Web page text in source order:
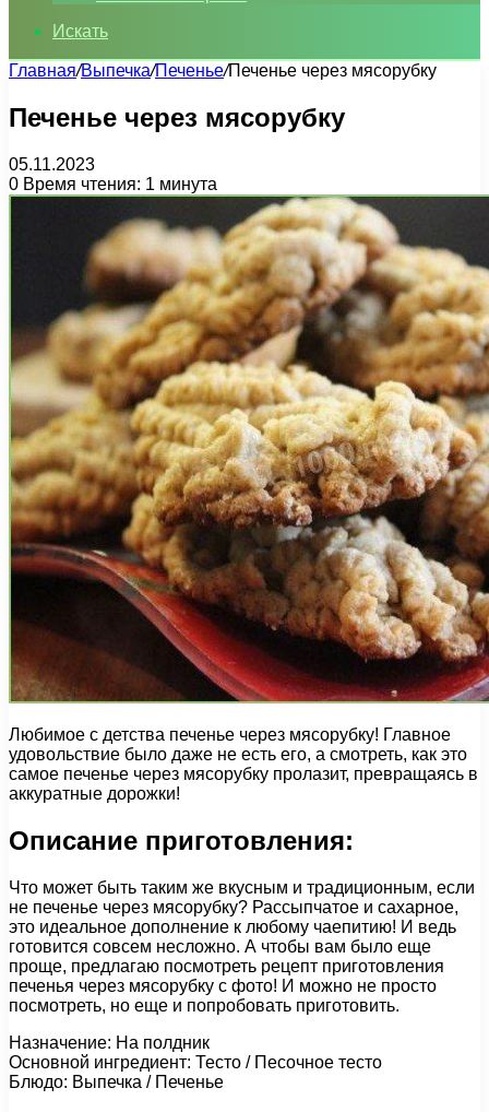
Искать
Главная/Выпечка/Печенье/Печенье через мясорубку
Печенье через мясорубку
05.11.2023
0 Время чтения: 1 минута
Любимое с детства печенье через мясорубку! Главное
удовольствие было даже не есть его, а смотреть, как это
самое печенье через мясорубку пролазит, превращаясь в
аккуратные дорожки!
Описание приготовления:
Что может быть таким же вкусным и традиционным, если
не печенье через мясорубку? Рассыпчатое и сахарное,
это идеальное дополнение к любому чаепитию! И ведь
готовится совсем несложно. А чтобы вам было еще
проще, предлагаю посмотреть рецепт приготовления
печенья через мясорубку с фото! И можно не просто
посмотреть, но еще и попробовать приготовить.
Назначение: На полдник
Основной ингредиент: Тесто / Песочное тесто
Блюдо: Выпечка / Печенье